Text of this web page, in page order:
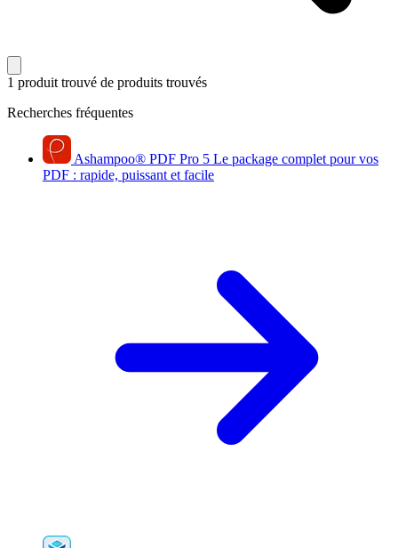
1 produit trouvé de produits trouvés
Recherches fréquentes
Ashampoo® PDF Pro 5 Le package complet pour vos
PDF : rapide, puissant et facile